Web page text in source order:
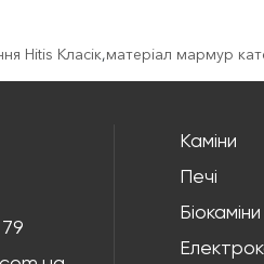
Hitis Класік,матеріал мармур
Каміни
Печі
Біокаміни